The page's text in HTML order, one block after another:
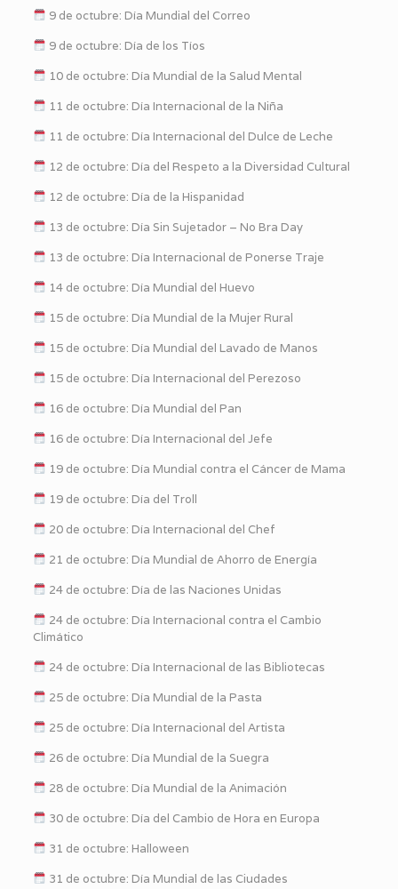
9 de octubre: Día Mundial del Correo
9 de octubre: Día de los Tíos
10 de octubre: Día Mundial de la Salud Mental
11 de octubre: Día Internacional de la Niña
11 de octubre: Día Internacional del Dulce de Leche
12 de octubre: Día del Respeto a la Diversidad Cultural
12 de octubre: Día de la Hispanidad
13 de octubre: Día Sin Sujetador – No Bra Day
13 de octubre: Día Internacional de Ponerse Traje
14 de octubre: Día Mundial del Huevo
15 de octubre: Día Mundial de la Mujer Rural
15 de octubre: Día Mundial del Lavado de Manos
15 de octubre: Día Internacional del Perezoso
16 de octubre: Día Mundial del Pan
16 de octubre: Día Internacional del Jefe
19 de octubre: Día Mundial contra el Cáncer de Mama
19 de octubre: Día del Troll
20 de octubre: Día Internacional del Chef
21 de octubre: Día Mundial de Ahorro de Energía
24 de octubre: Día de las Naciones Unidas
24 de octubre: Día Internacional contra el Cambio
Climático
24 de octubre: Día Internacional de las Bibliotecas
25 de octubre: Día Mundial de la Pasta
25 de octubre: Día Internacional del Artista
26 de octubre: Día Mundial de la Suegra
28 de octubre: Día Mundial de la Animación
30 de octubre: Día del Cambio de Hora en Europa
31 de octubre: Halloween
31 de octubre: Día Mundial de las Ciudades